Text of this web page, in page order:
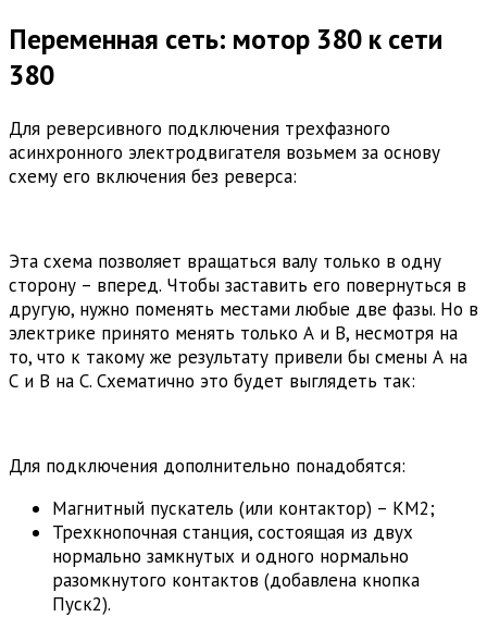
Переменная сеть: мотор 380 к сети
380
Для реверсивного подключения трехфазного
асинхронного электродвигателя возьмем за основу
схему его включения без реверса:
Эта схема позволяет вращаться валу только в одну
сторону – вперед. Чтобы заставить его повернуться в
другую, нужно поменять местами любые две фазы. Но в
электрике принято менять только А и В, несмотря на
то, что к такому же результату привели бы смены А на
С и В на С. Схематично это будет выглядеть так:
Для подключения дополнительно понадобятся:
Магнитный пускатель (или контактор) – КМ2;
Трехкнопочная станция, состоящая из двух
нормально замкнутых и одного нормально
разомкнутого контактов (добавлена кнопка
Пуск2).